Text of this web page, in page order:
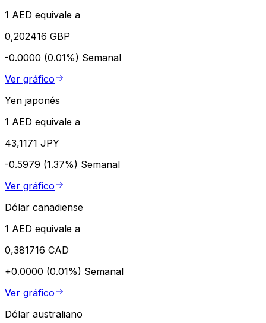
1 AED equivale a
0,202416 GBP
-0.0000 (0.01%) Semanal
Ver gráfico
Yen japonés
1 AED equivale a
43,1171 JPY
-0.5979 (1.37%) Semanal
Ver gráfico
Dólar canadiense
1 AED equivale a
0,381716 CAD
+0.0000 (0.01%) Semanal
Ver gráfico
Dólar australiano